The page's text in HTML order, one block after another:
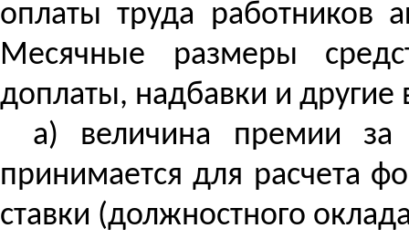
оплаты труда работников
Месячные размеры
доплаты, надбавки и другие
а) величина премии за
принимается для расчета
ставки (должностного